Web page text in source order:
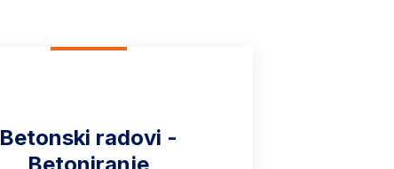
Betonski radovi -